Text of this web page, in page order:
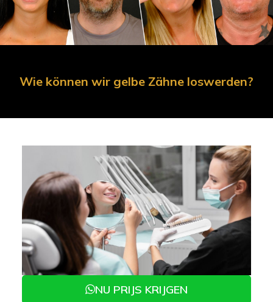
Wie können wir gelbe Zähne loswerden?
NU PRIJS KRIJGEN